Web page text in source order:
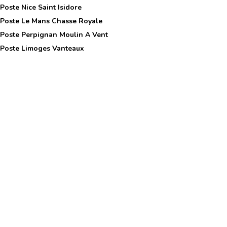
Nice Saint Isidore
Le Mans Chasse Royale
Perpignan Moulin A Vent
Limoges Vanteaux